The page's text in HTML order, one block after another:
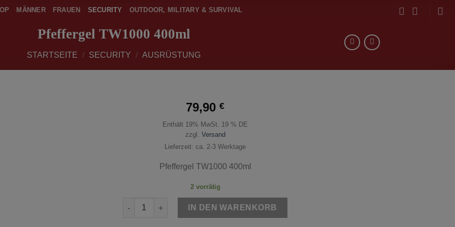
MÄNNER FRAUEN SECURITY OUTDOOR, MILITARY & SURVIVAL
Pfeffergel TW1000 400ml
STARTSEITE / SECURITY / AUSRÜSTUNG
79,90 €
Enthält 19% MwSt. 19 % DE
zzgl. Versand
Lieferzeit: ca. 2-3 Werktage
Pfeffergel TW1000 400ml
2 vorrätig
Pfeffergel TW1000 400ml Menge
IN DEN WARENKORB